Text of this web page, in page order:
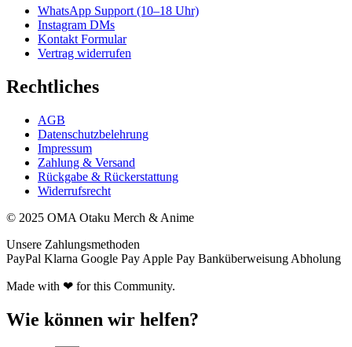
WhatsApp Support (10–18 Uhr)
Instagram DMs
Kontakt Formular
Vertrag widerrufen
Rechtliches
AGB
Datenschutzbelehrung
Impressum
Zahlung & Versand
Rückgabe & Rückerstattung
Widerrufsrecht
© 2025 OMA Otaku Merch & Anime
Unsere Zahlungsmethoden
PayPal Klarna Google Pay Apple Pay Banküberweisung Abholung
Made with ❤ for this Community.
Wie können wir helfen?